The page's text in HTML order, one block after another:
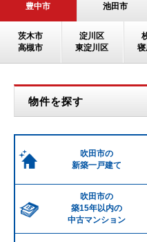
豊中市
池田市
茨木市
高槻市
淀川区
東淀川区
物件を探す
吹田市の
新築一戸建て
吹田市の
築15年以内の
中古マンション